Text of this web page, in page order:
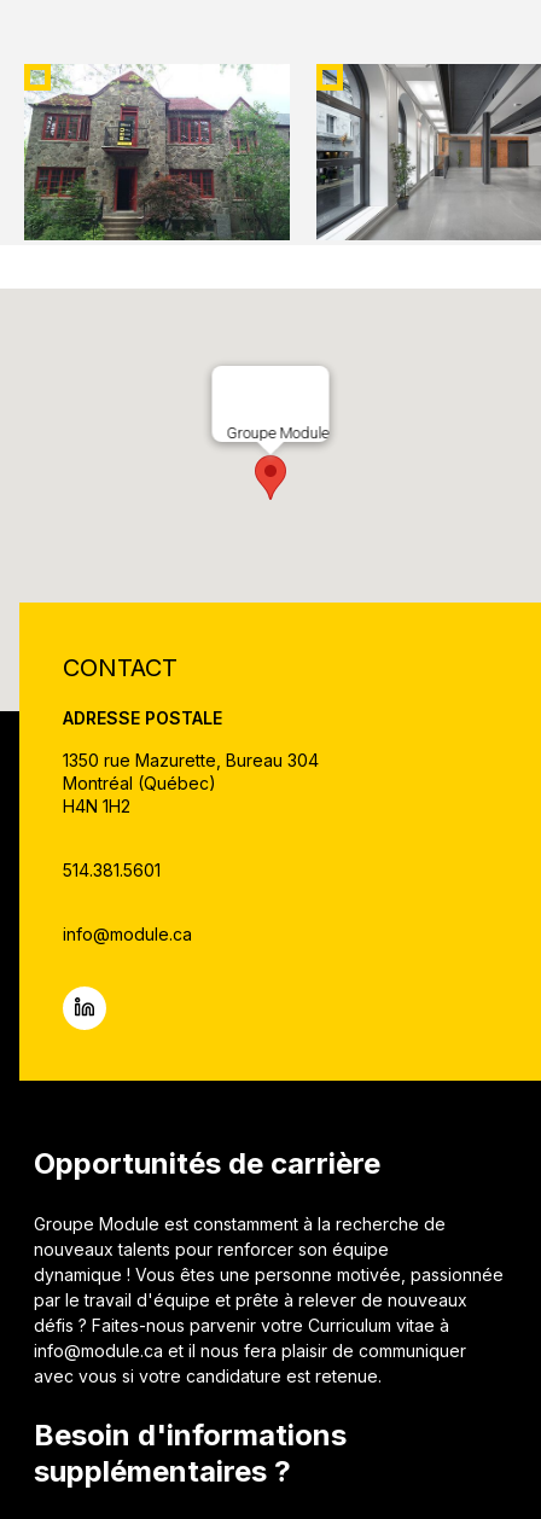
RÉNOVATION DU 2795-97
WILLOWDALE
CENTRE PHI - ESPACE
PLATEAU
Groupe Module
CONTACT
ADRESSE POSTALE
1350 rue Mazurette, Bureau 304
Montréal (Québec)
H4N 1H2
514.381.5601
info@module.ca
Opportunités de carrière
Groupe Module est constamment à la recherche de
nouveaux talents pour renforcer son équipe
dynamique ! Vous êtes une personne motivée, passionnée
par le travail d'équipe et prête à relever de nouveaux
défis ? Faites-nous parvenir votre Curriculum vitae à
info@module.ca et il nous fera plaisir de communiquer
avec vous si votre candidature est retenue.
Besoin d'informations
supplémentaires ?